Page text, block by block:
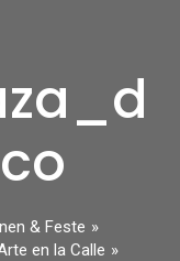
& Feste
en la Calle